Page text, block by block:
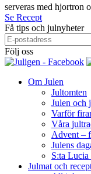
serveras med hjortron
Se Recept
Få tips och julnyheter
Följ oss
Om Julen
Jultomten
Julen och
Varför
Våra
Advent –
Julens
S:ta
Julmat och